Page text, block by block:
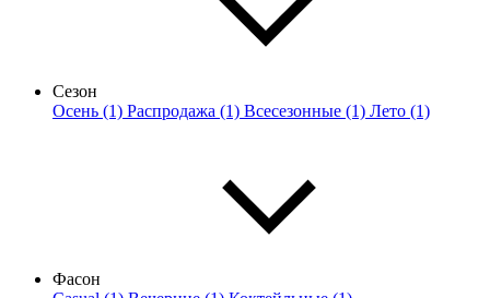
Сезон
Осень (1) Распродажа (1) Всесезонные (1) Лето (1)
Фасон